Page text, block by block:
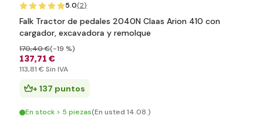
5.0(2)
Falk Tractor de pedales 2040N Claas Arion 410 con
cargador, excavadora y remolque
137,71 €
170,40 €(-19 %)
113,81 € Sin IVA
+ 137 puntos
En stock > 5 piezas(En usted 14.08.)